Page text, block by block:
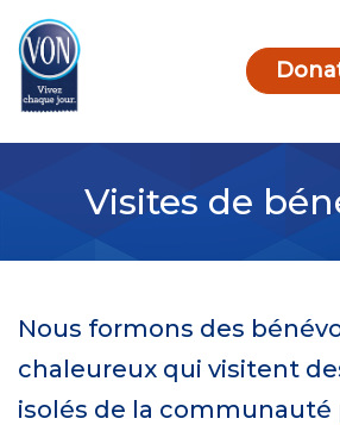
Visites de
Nous formons des
chaleureux qui visitent
isolés de la